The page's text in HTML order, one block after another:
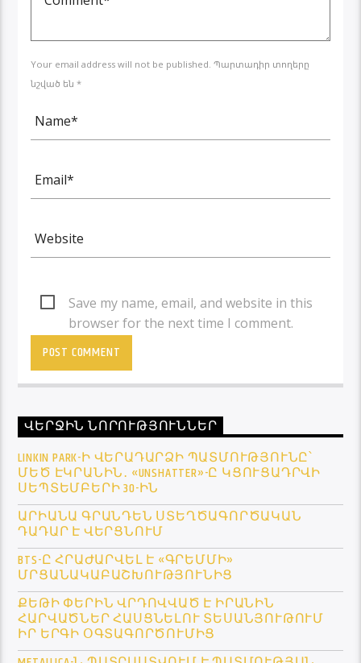
Your email address will not be published. Պարտադիր տողերը
նշված են *
Save my name, email, and website in this
browser for the next time I comment.
ՎԵՐՋԻՆ ՆՈՐՈՒԹՅՈՒՆՆԵՐ
LINKIN PARK-Ի ՎԵՐԱԴԱՐՁԻ ՊԱՏՄՈՒԹՅՈՒՆԸ՝
ՄԵԾ ԷԿՐԱՆԻՆ․ «UNSHATTER»-Ը ԿՑՈՒՑԱԴՐՎԻ
ՍԵՊՏԵՄԲԵՐԻ 30-ԻՆ
ԱՐԻԱՆԱ ԳՐԱՆԴԵՆ ՍՏԵՂԾԱԳՈՐԾԱԿԱՆ
ԴԱԴԱՐ Է ՎԵՐՑՆՈՒՄ
BTS-Ը ՀՐԱԺԱՐՎԵԼ Է «ԳՐԵՄՄԻ»
ՄՐՑԱՆԱԿԱԲԱՇԽՈՒԹՅՈՒՆԻՑ
ՔԵԹԻ ՓԵՐԻՆ ՎՐԴՈՎՎԱԾ Է ԻՐԱՆԻՆ
ՀԱՐՎԱԾՆԵՐ ՀԱՍՑՆԵԼՈՒ ՏԵՍԱՆՅՈՒԹՈՒՄ
ԻՐ ԵՐԳԻ ՕԳՏԱԳՈՐԾՈՒՄԻՑ